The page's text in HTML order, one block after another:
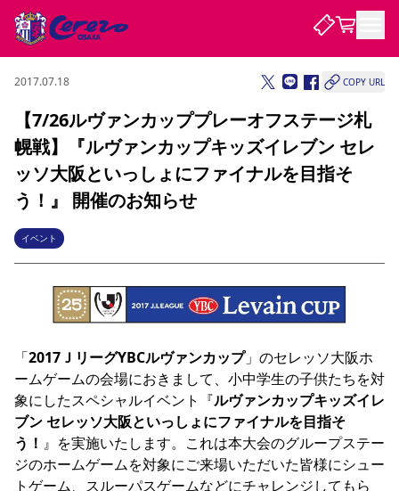
試合・チーム
試合について
試合日程 / 結果 順位表
チームについて
選手・スタッフ
アカデミー ハナサカプレーヤー 歴代所属選手
観戦する
チケット
チケット情報
観戦ガイド
観戦マナー&ルール
ビジターサポーター観戦ガイド 公式アプリ
スタジアム
YANMAR HANASAKA STADIUM
DAZNで観戦
DAZNで観戦
クラブを知る
クラブ紹介 沿革 シーズン記録 求人情報
パートナー企業募集中 セレッソ大阪VISAカード
サポートスタッフ
セレッソアイデアちょうだいな
応援商店街
Lise（ライセンスビジネス）
サステナビリティ
サステナビリティポリシー SDGsのゴール
インパクトレポート
活動レポート
SPORT POSITIVE LEAGUES 取り組み実績
ファンクラブ
SAKURA SOCIO SAKURA POINT Program 招待券引換方法
先行入場
まいセレチケット
会員規定 婚姻届・出生届・命名書
ニュース
ニュース
すべて チーム グッズ チケット イベント
ファンクラブ
ホームタウン パートナー スポーツクラブ メディア 30周年
レディース
アカデミー
2017.07.18 COPY URL
【7/26ルヴァンカッププレーオフステージ札
幌戦】『ルヴァンカップキッズイレブン セレ
ッソ大阪といっしょにファイナルを目指そ
う！』 開催のお知らせ
イベント
「2017ＪリーグYBCルヴァンカップ」のセレッソ大阪ホ
ームゲームの会場におきまして、小中学生の子供たちを対
象にしたスペシャルイベント『ルヴァンカップキッズイレ
ブン セレッソ大阪といっしょにファイナルを目指そ
う！ 』を実施いたします。これは本大会のグループステー
ジのホームゲームを対象にご来場いただいた皆様にシュー
トゲーム、スルーパスゲームなどにチャレンジしてもら